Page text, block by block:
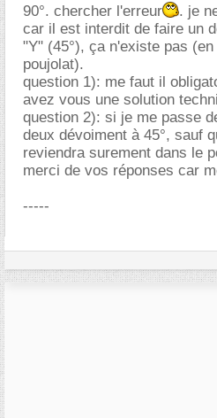
90°. chercher l'erreur
. je
car il est interdit de faire un
"Y" (45°), ça n'existe pas
poujolat).
question 1): me faut il
avez vous une solution
question 2): si je me passe
deux dévoiment à 45°, sauf
reviendra surement dans le
merci de vos réponses car
-----